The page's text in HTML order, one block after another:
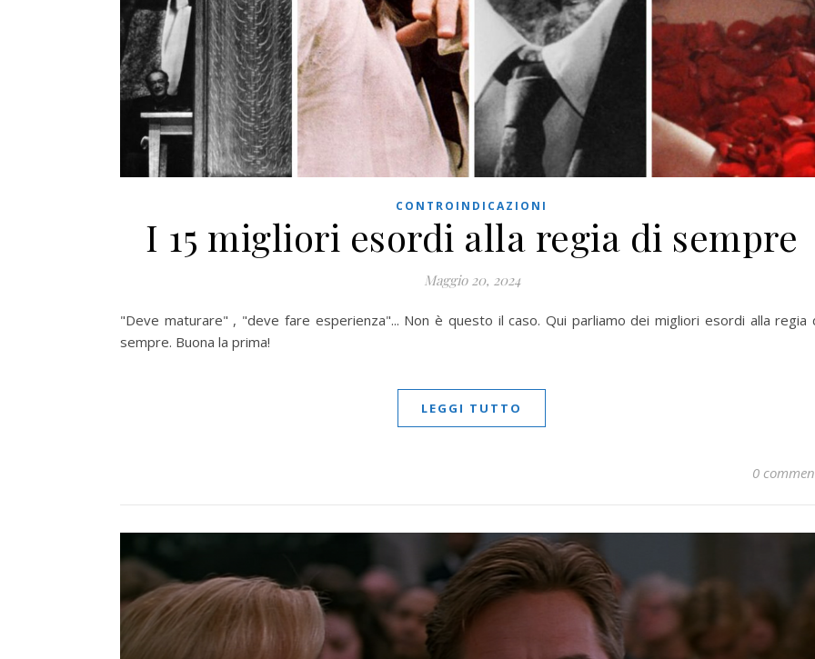
CONTROINDICAZIONI
I 15 migliori esordi alla regia di sempre
Maggio 20, 2024
"Deve maturare" , "deve fare esperienza"... Non è questo il caso. Qui parliamo dei migliori esordi alla regia
sempre. Buona la prima!
LEGGI TUTTO
0